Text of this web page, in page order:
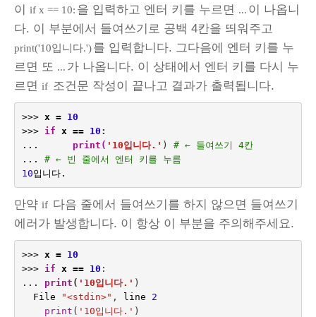
이 if x == 10: 을 입력하고 엔터 키를 누르면 ... 이 나옵니
다. 이 부분에서 들여쓰기로 공백 4칸을 띄워주고
print('10입니다.')를 입력합니다. 그다음에 엔터 키를 누
르면 또 ... 가 나옵니다. 이 상태에서 엔터 키를 다시 누
르면 if 조건문 작성이 끝나고 결과가 출력됩니다.
>>> x =
10
>>> if x == 10 :
...
print ( '10입니다.' )
# ← 들여쓰기 4칸
...
# ← 빈 줄에서 엔터 키를 누름
10입니다.
만약 if 다음 줄에서 들여쓰기를 하지 않으면 들여쓰기
에러가 발생합니다. 이 항상 이 부분을 주의해주세요.
>>> x =
10
>>>
if x == 10 :
...
print ( '10입니다.' )
File
"<stdin>" , line
2
print ( '10입니다.' )